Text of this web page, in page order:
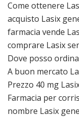
Come ottenere
acquisto Lasix
farmacia vende
comprare Lasix
Dove posso
A buon mercato
Prezzo 40 mg
Farmacia per
nombre Lasix